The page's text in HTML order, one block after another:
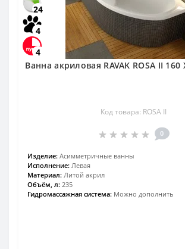
24
4
4
Ванна акриловая RAVAK ROSA II 160
Код товара: ROSA II
0
Изделие: Асимметричные ванны
Исполнение: Левая
Материал: Литой акрил
Объём, л: 235
Гидромассажная система: Можно дополнить